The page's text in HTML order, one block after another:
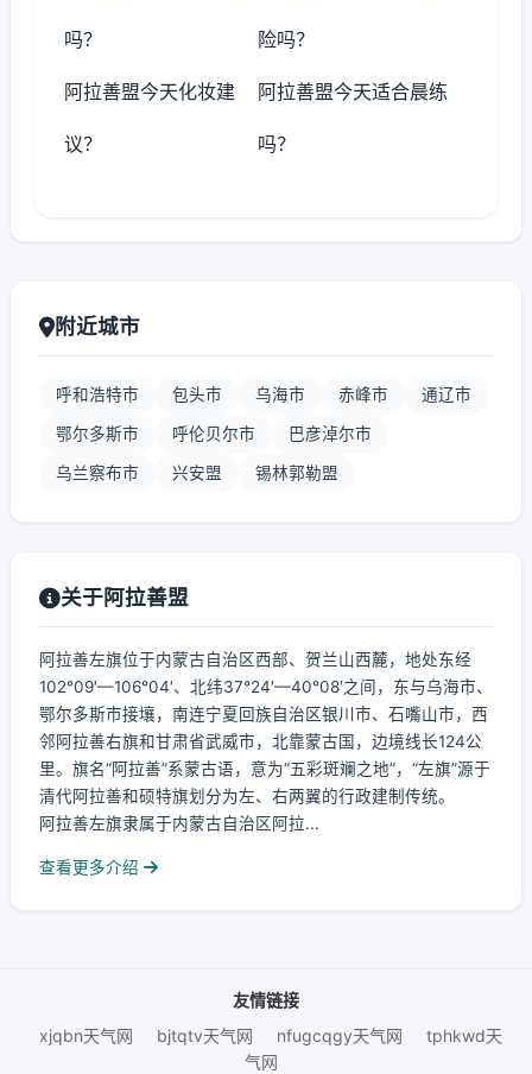
吗？ 险吗？
阿拉善盟今天化妆建
议？
阿拉善盟今天适合晨练
吗？
附近城市
呼和浩特市 包头市 乌海市 赤峰市 通辽市
鄂尔多斯市 呼伦贝尔市 巴彦淖尔市
乌兰察布市 兴安盟 锡林郭勒盟
关于阿拉善盟
阿拉善左旗位于内蒙古自治区西部、贺兰山西麓，地处东经
102°09′—106°04′、北纬37°24′—40°08′之间，东与乌海市、
鄂尔多斯市接壤，南连宁夏回族自治区银川市、石嘴山市，西
邻阿拉善右旗和甘肃省武威市，北靠蒙古国，边境线长124公
里。旗名“阿拉善”系蒙古语，意为“五彩斑斓之地”，“左旗”源于
清代阿拉善和硕特旗划分为左、右两翼的行政建制传统。
阿拉善左旗隶属于内蒙古自治区阿拉...
查看更多介绍
友情链接
xjqbn天气网
bjtqtv天气网 nfugcqgy天气网
tphkwd天
气网